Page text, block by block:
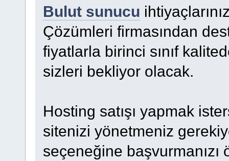
Bulut sunucu
Çözümleri firmasından
fiyatlarla birinci sınıf
sizleri bekliyor olacak.
Hosting satışı yapmak
sitenizi yönetmeniz
seçeneğine